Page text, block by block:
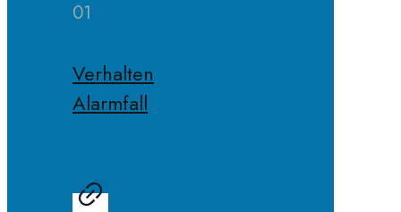
01
Verhalten
Alarmfall